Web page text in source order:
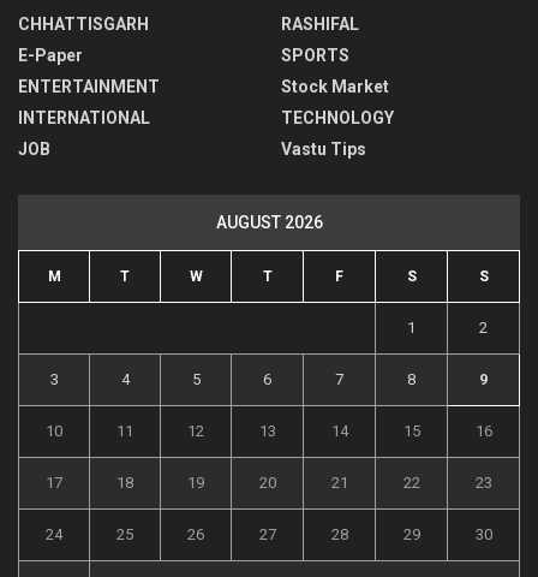
CHHATTISGARH
E-Paper
ENTERTAINMENT
INTERNATIONAL
JOB
RASHIFAL
SPORTS
Stock Market
TECHNOLOGY
Vastu Tips
AUGUST 2026
M T W T F S S
1 2
3 4 5 6 7 8 9
10 11 12 13 14 15 16
17 18 19 20 21 22 23
24 25 26 27 28 29 30